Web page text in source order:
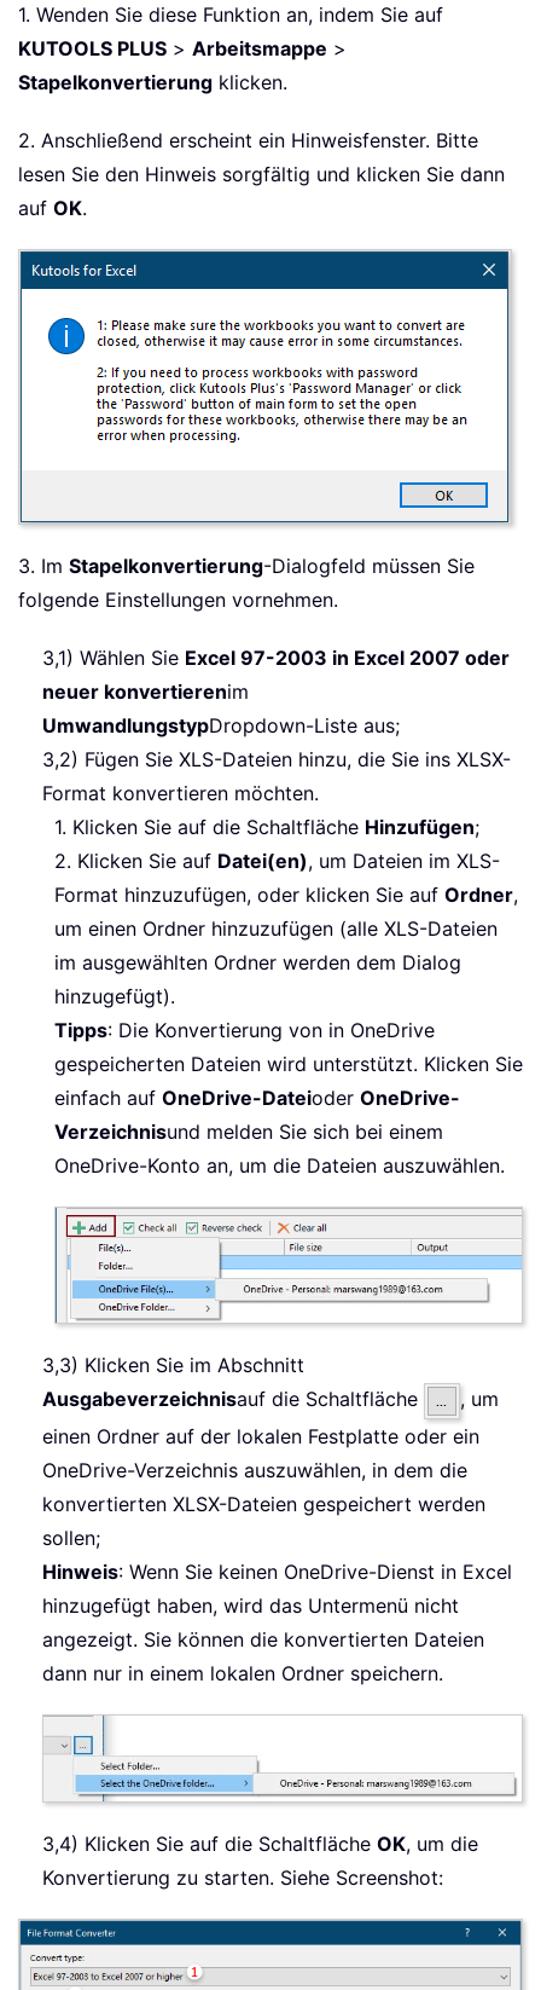
1. Wenden Sie diese Funktion an, indem Sie auf
KUTOOLS PLUS > Arbeitsmappe >
Stapelkonvertierung klicken.
2. Anschließend erscheint ein Hinweisfenster. Bitte
lesen Sie den Hinweis sorgfältig und klicken Sie dann
auf OK.
3. Im Stapelkonvertierung-Dialogfeld müssen Sie
folgende Einstellungen vornehmen.
3,1) Wählen Sie Excel 97-2003 in Excel 2007 oder
neuer konvertierenim
UmwandlungstypDropdown-Liste aus;
3,2) Fügen Sie XLS-Dateien hinzu, die Sie ins XLSX-
Format konvertieren möchten.
1. Klicken Sie auf die Schaltfläche Hinzufügen;
2. Klicken Sie auf Datei(en), um Dateien im XLS-
Format hinzuzufügen, oder klicken Sie auf Ordner,
um einen Ordner hinzuzufügen (alle XLS-Dateien
im ausgewählten Ordner werden dem Dialog
hinzugefügt).
Tipps: Die Konvertierung von in OneDrive
gespeicherten Dateien wird unterstützt. Klicken Sie
einfach auf OneDrive-Dateioder OneDrive-
Verzeichnisund melden Sie sich bei einem
OneDrive-Konto an, um die Dateien auszuwählen.
3,3) Klicken Sie im Abschnitt
Ausgabeverzeichnisauf die Schaltfläche
, um
einen Ordner auf der lokalen Festplatte oder ein
OneDrive-Verzeichnis auszuwählen, in dem die
konvertierten XLSX-Dateien gespeichert werden
sollen;
Hinweis: Wenn Sie keinen OneDrive-Dienst in Excel
hinzugefügt haben, wird das Untermenü nicht
angezeigt. Sie können die konvertierten Dateien
dann nur in einem lokalen Ordner speichern.
3,4) Klicken Sie auf die Schaltfläche OK, um die
Konvertierung zu starten. Siehe Screenshot: